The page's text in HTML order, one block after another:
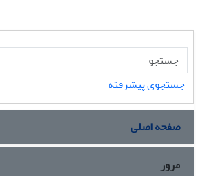
جستجوی پیشرفته
صفحه اصلی
مرور